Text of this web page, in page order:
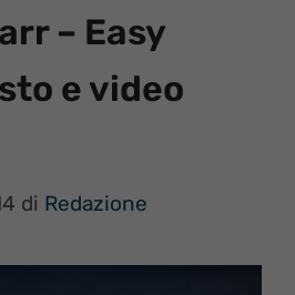
– Easy
e video
di Redazione